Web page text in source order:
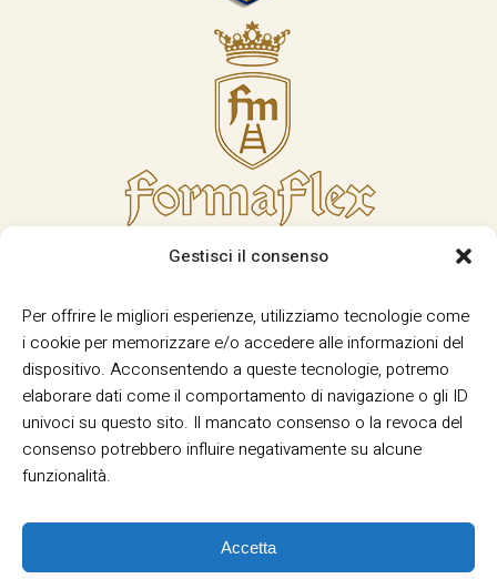
Gestisci il consenso
Per offrire le migliori esperienze, utilizziamo tecnologie come
i cookie per memorizzare e/o accedere alle informazioni del
dispositivo. Acconsentendo a queste tecnologie, potremo
elaborare dati come il comportamento di navigazione o gli ID
univoci su questo sito. Il mancato consenso o la revoca del
consenso potrebbero influire negativamente su alcune
funzionalità.
Accetta